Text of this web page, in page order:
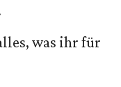
was ihr für